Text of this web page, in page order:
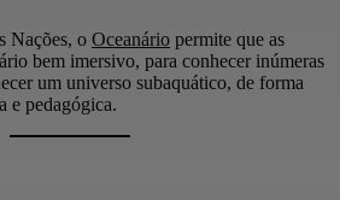
Nações, o Oceanário permite que as
bem imersivo, para conhecer inúmeras
um universo subaquático, de forma
e pedagógica.